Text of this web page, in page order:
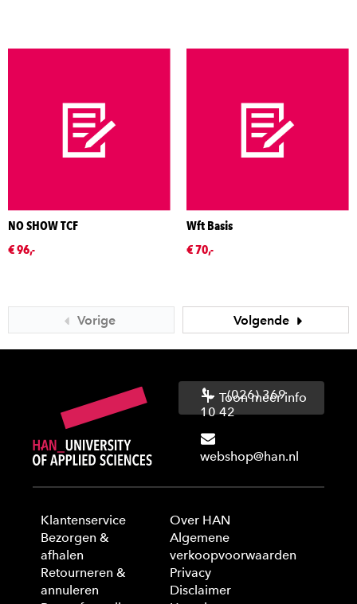
NO SHOW TCF
€ 96,-
Wft Basis
€ 70,-
Vorige Volgende
(026) 369
10 42
webshop@han.nl
Toon meer info
Klantenservice
Bezorgen &
afhalen
Retourneren &
annuleren
Over HAN
Algemene
verkoopvoorwaarden
Privacy
Disclaimer